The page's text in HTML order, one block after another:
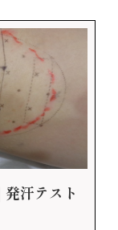
汗テスト